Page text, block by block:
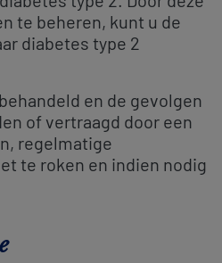
te beheren, kunt u de
diabetes type 2
en de gevolgen
of vertraagd door een
regelmatige
te roken en indien nodig